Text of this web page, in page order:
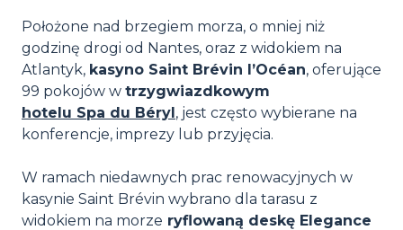
Położone nad brzegiem morza, o mniej niż
godzinę drogi od Nantes, oraz z widokiem na
Atlantyk, kasyno Saint Brévin l’Océan, oferujące
99 pokojów w trzygwiazdkowym
hotelu Spa du Béryl, jest często wybierane na
konferencje, imprezy lub przyjęcia.
W ramach niedawnych prac renowacyjnych w
kasynie Saint Brévin wybrano dla tarasu z
widokiem na morze ryflowaną deskę Elegance